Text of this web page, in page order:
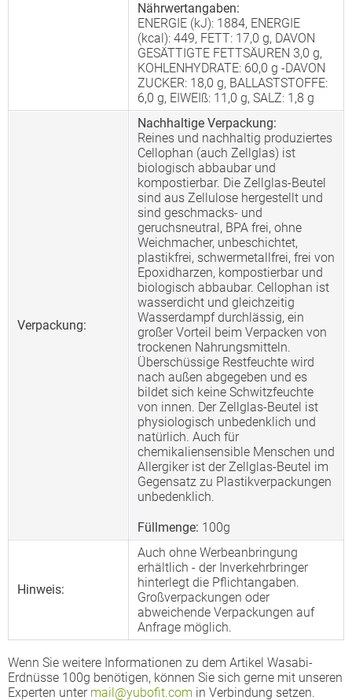
Nährwertangaben:
ENERGIE (kJ): 1884, ENERGIE
(kcal): 449, FETT: 17,0 g, DAVON
GESÄTTIGTE FETTSÄUREN 3,0 g,
KOHLENHYDRATE: 60,0 g -DAVON
ZUCKER: 18,0 g, BALLASTSTOFFE:
6,0 g, EIWEIß: 11,0 g, SALZ: 1,8 g
Verpackung:
Nachhaltige Verpackung:
Reines und nachhaltig produziertes
Cellophan (auch Zellglas) ist
biologisch abbaubar und
kompostierbar. Die Zellglas-Beutel
sind aus Zellulose hergestellt und
sind geschmacks- und
geruchsneutral, BPA frei, ohne
Weichmacher, unbeschichtet,
plastikfrei, schwermetallfrei, frei von
Epoxidharzen, kompostierbar und
biologisch abbaubar. Cellophan ist
wasserdicht und gleichzeitig
Wasserdampf durchlässig, ein
großer Vorteil beim Verpacken von
trockenen Nahrungsmitteln.
Überschüssige Restfeuchte wird
nach außen abgegeben und es
bildet sich keine Schwitzfeuchte
von innen. Der Zellglas-Beutel ist
physiologisch unbedenklich und
natürlich. Auch für
chemikaliensensible Menschen und
Allergiker ist der Zellglas-Beutel im
Gegensatz zu Plastikverpackungen
unbedenklich.
Füllmenge: 100g
Hinweis:
Auch ohne Werbeanbringung
erhältlich - der Inverkehrbringer
hinterlegt die Pflichtangaben.
Großverpackungen oder
abweichende Verpackungen auf
Anfrage möglich.
Wenn Sie weitere Informationen zu dem Artikel Wasabi-
Erdnüsse 100g benötigen, können Sie sich gerne mit unseren
Experten unter mail@yubofit.com in Verbindung setzen.